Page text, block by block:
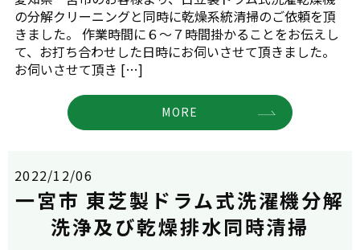
の分解クリーニングと同時に乾燥系統清掃のご依頼を頂
きました。 作業時間に６～７時間掛かることをお伝えし
て、お打ち合わせした日時にお伺いさせて頂きました。
お伺いさせて頂き […]
MORE
2022/12/06
一宮市 東芝製ドラム式洗濯機分解
洗浄及び乾燥排水同時清掃